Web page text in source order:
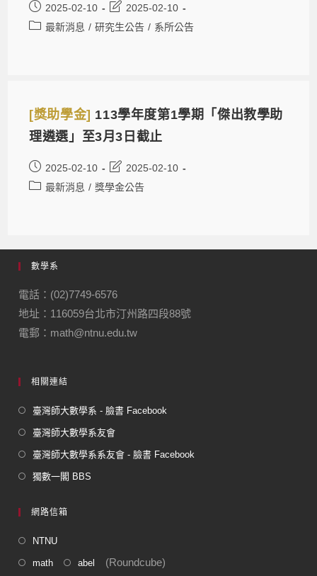
2025-02-10
2025-02-10
最新消息 / 研究生公告 / 系所公告
[獎助學金] 113學年度第1學期「傑出教學助
理遴選」至3月3日截止
2025-02-10
2025-02-10
最新消息 / 獎學金公告
數學系
電話：(02)7749-6576
地址：116059台北市汀州路四段88號
電郵：math@ntnu.edu.tw
相關連結
臺灣師大數學系 - 臉書 Facebook
臺灣師大數學系友會
臺灣師大數學系系友會 - 臉書 Facebook
獨數一閣 BBS
網路信箱
NTNU
math abel (Roundcube)